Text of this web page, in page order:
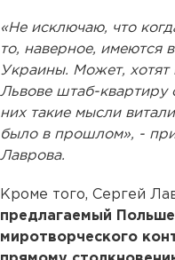
«Не исключаю, что
то, наверное, имеются
Украины. Может, хотят
Львове штаб-квартиру
них такие мысли
было в прошлом», -
Лаврова.
Кроме того, Сергей
предлагаемый
миротворческого